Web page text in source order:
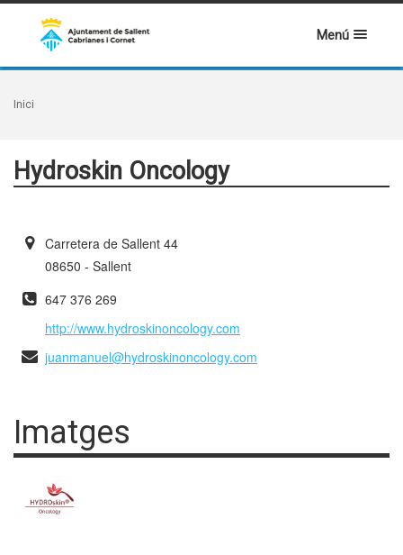
Menú
Inici
Hydroskin Oncology
Carretera de Sallent 44
08650 - Sallent
647 376 269
http://www.hydroskinoncology.com
juanmanuel@hydroskinoncology.com
Imatges